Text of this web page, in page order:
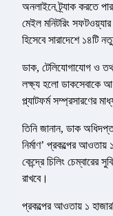
অনলাইনে ট্র্যাক করতে
মেইল মনিটরিং
হিসেবে সারাদেশে ১৪টি
ডাক, টেলিযোগাযোগ ও
লক্ষ্য হলো ডাকসেবাকে
প্ল্যাটফর্ম সম্প্রসারণের
তিনি জানান, ডাক
নির্মাণ’ প্রকল্পের আওতায়
কেন্দ্রে চিলিং চেম্বারের
রাখবে।
প্রকল্পের আওতায় ১